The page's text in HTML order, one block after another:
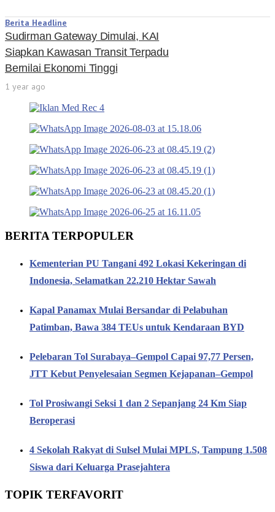
Berita Headline
Sudirman Gateway Dimulai, KAI
Siapkan Kawasan Transit Terpadu
Bernilai Ekonomi Tinggi
1 year ago
BERITA TERPOPULER
Kementerian PU Tangani 492 Lokasi Kekeringan di
Indonesia, Selamatkan 22.210 Hektar Sawah
Kapal Panamax Mulai Bersandar di Pelabuhan
Patimban, Bawa 384 TEUs untuk Kendaraan BYD
Pelebaran Tol Surabaya–Gempol Capai 97,77 Persen,
JTT Kebut Penyelesaian Segmen Kejapanan–Gempol
Tol Prosiwangi Seksi 1 dan 2 Sepanjang 24 Km Siap
Beroperasi
4 Sekolah Rakyat di Sulsel Mulai MPLS, Tampung 1.508
Siswa dari Keluarga Prasejahtera
TOPIK TERFAVORIT